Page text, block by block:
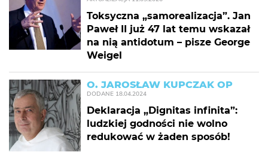
Toksyczna „samorealizacja”. Jan
Paweł II już 47 lat temu wskazał
na nią antidotum – pisze George
Weigel
O. JAROSŁAW KUPCZAK OP
DODANE 18.04.2024
Deklaracja „Dignitas infinita”:
ludzkiej godności nie wolno
redukować w żaden sposób!